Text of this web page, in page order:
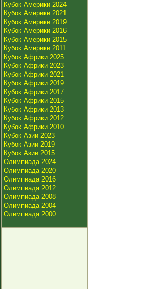
Кубок Америки 2024
Кубок Америки 2021
Кубок Америки 2019
Кубок Америки 2016
Кубок Америки 2015
Кубок Америки 2011
Кубок Африки 2025
Кубок Африки 2023
Кубок Африки 2021
Кубок Африки 2019
Кубок Африки 2017
Кубок Африки 2015
Кубок Африки 2013
Кубок Африки 2012
Кубок Африки 2010
Кубок Азии 2023
Кубок Азии 2019
Кубок Азии 2015
Олимпиада 2024
Олимпиада 2020
Олимпиада 2016
Олимпиада 2012
Олимпиада 2008
Олимпиада 2004
Олимпиада 2000